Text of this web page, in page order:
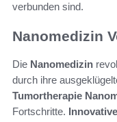
verbunden sind.
Nanomedizin
Die Nanomedizin
durch ihre
Tumortherapie
Fortschritte.